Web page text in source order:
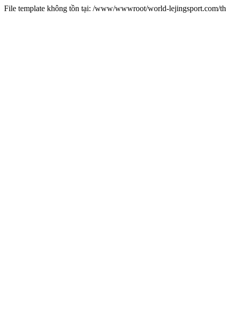
File template không tồn tại: /www/wwwroot/world-lejingsport.com/